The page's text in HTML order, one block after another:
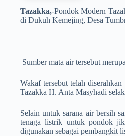
Tazakka,-Pondok Modern
di Dukuh Kemejing, Desa
Sumber mata air tersebut
Wakaf tersebut telah
Tazakka H. Anta Masyhadi
Selain untuk sarana air bersih
tenaga listrik untuk pondok
digunakan sebagai pembangkit